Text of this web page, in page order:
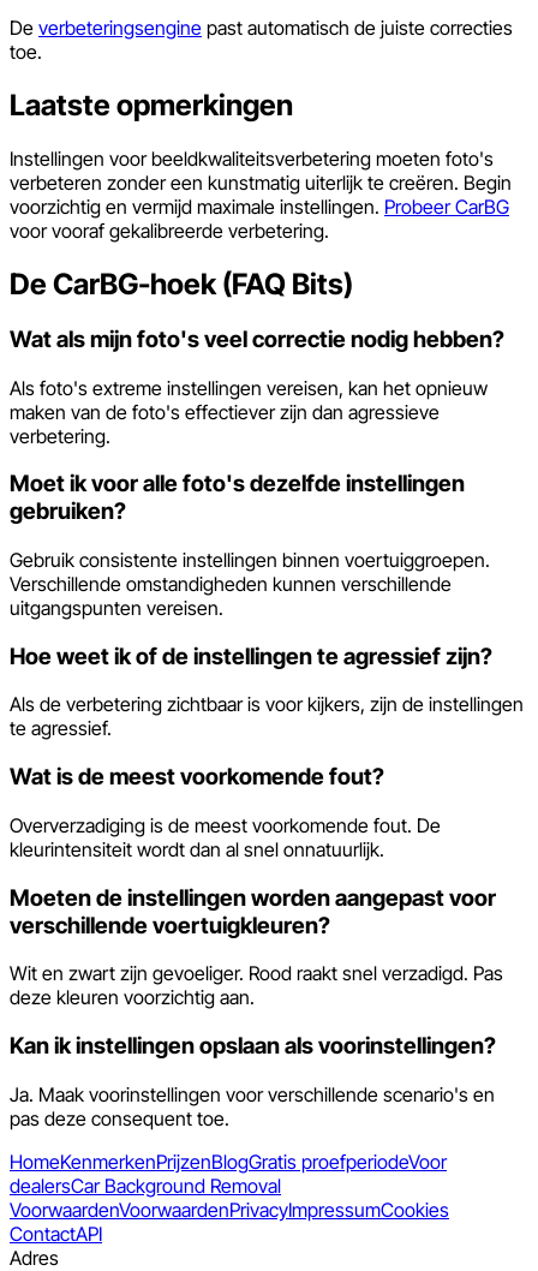
De verbeteringsengine past automatisch de juiste correcties
toe.
Laatste opmerkingen
Instellingen voor beeldkwaliteitsverbetering moeten foto's
verbeteren zonder een kunstmatig uiterlijk te creëren. Begin
voorzichtig en vermijd maximale instellingen. Probeer CarBG
voor vooraf gekalibreerde verbetering.
De CarBG-hoek (FAQ Bits)
Wat als mijn foto's veel correctie nodig hebben?
Als foto's extreme instellingen vereisen, kan het opnieuw
maken van de foto's effectiever zijn dan agressieve
verbetering.
Moet ik voor alle foto's dezelfde instellingen
gebruiken?
Gebruik consistente instellingen binnen voertuiggroepen.
Verschillende omstandigheden kunnen verschillende
uitgangspunten vereisen.
Hoe weet ik of de instellingen te agressief zijn?
Als de verbetering zichtbaar is voor kijkers, zijn de instellingen
te agressief.
Wat is de meest voorkomende fout?
Oververzadiging is de meest voorkomende fout. De
kleurintensiteit wordt dan al snel onnatuurlijk.
Moeten de instellingen worden aangepast voor
verschillende voertuigkleuren?
Wit en zwart zijn gevoeliger. Rood raakt snel verzadigd. Pas
deze kleuren voorzichtig aan.
Kan ik instellingen opslaan als voorinstellingen?
Ja. Maak voorinstellingen voor verschillende scenario's en
pas deze consequent toe.
HomeKenmerkenPrijzenBlogGratis proefperiodeVoor
dealersCar Background Removal
VoorwaardenVoorwaardenPrivacyImpressumCookies
ContactAPI
Adres